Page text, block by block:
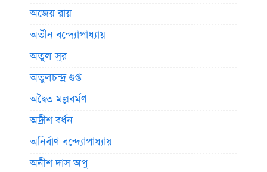
অজেয় রায়
অতীন বন্দ্যোপাধ্যায়
অতুল সুর
অতুলচন্দ্র গুপ্ত
অদ্বৈত মল্লবর্মণ
অদ্রীশ বর্ধন
অনির্বাণ বন্দ্যোপাধ্যায়
অনীশ দাস অপু